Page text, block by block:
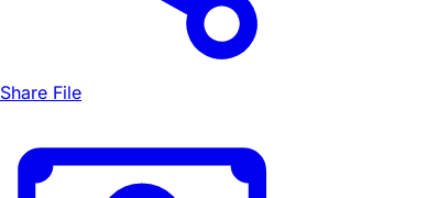
Share File